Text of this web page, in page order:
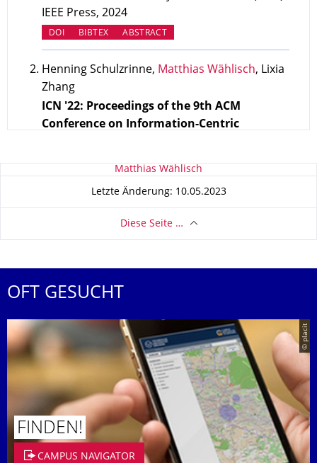
Zu dieser Seite Matthias Wählisch
Letzte Änderung: 10.05.2023
Diese Seite …
OFT GESUCHT
© placit
FINDEN!
CAMPUS NAVIGATOR